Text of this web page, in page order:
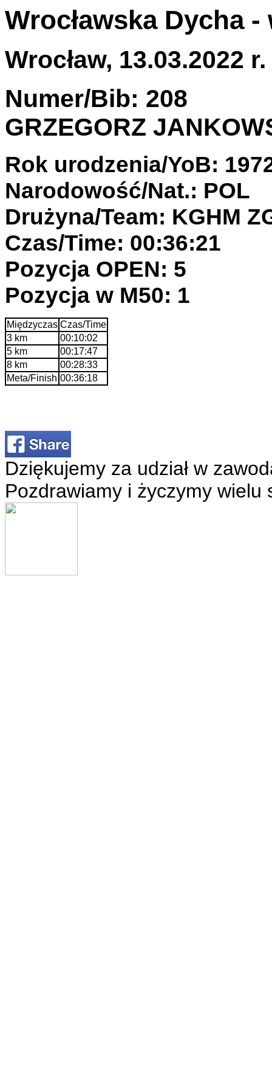
Wrocławska Dycha
Wrocław, 13.03.2022 r.
Numer/Bib: 208
GRZEGORZ
Rok urodzenia/YoB:
Narodowość/Nat.: POL
Drużyna/Team: KGHM
Czas/Time: 00:36:21
Pozycja OPEN: 5
Pozycja w M50: 1
Międzyczas Czas/Time
3 km
00:10:02
5 km
00:17:47
8 km
00:28:33
Meta/Finish 00:36:18
Dziękujemy za udział w
Pozdrawiamy i życzymy wielu